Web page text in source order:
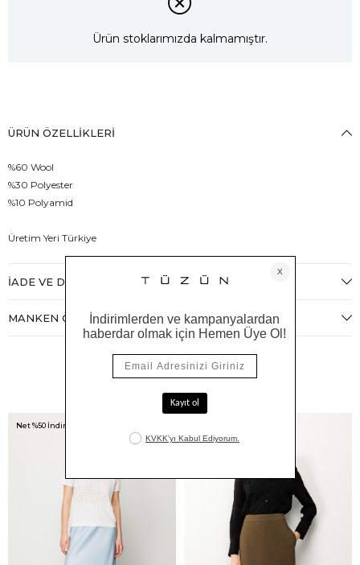
Ürün stoklarımızda kalmamıştır.
ÜRÜN ÖZELLIKLERI
%60 Wool
%30 Polyester
%10 Polyamid
Üretim Yeri Türkiye
İADE VE DEĞIŞIM
MANKEN ÖLÇÜLERI
Net %50 İndirim!